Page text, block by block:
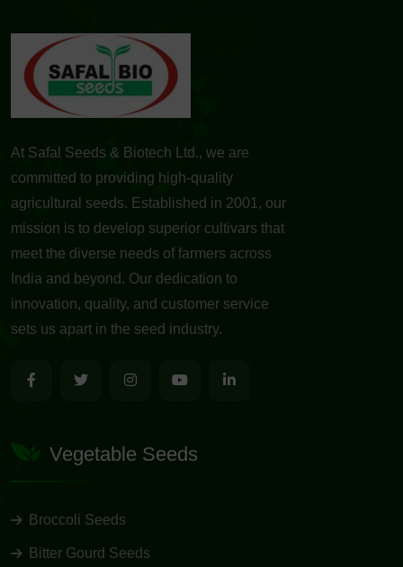
At Safal Seeds & Biotech Ltd., we are
committed to providing high-quality
agricultural seeds. Established in 2001, our
mission is to develop superior cultivars that
meet the diverse needs of farmers across
India and beyond. Our dedication to
innovation, quality, and customer service
sets us apart in the seed industry.
Vegetable Seeds
Broccoli Seeds
Bitter Gourd Seeds